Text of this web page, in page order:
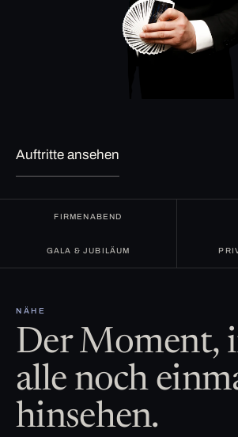
Auftritte ansehen
FIRMENABEND
GALA & JUBILÄUM
NÄHE
Der Moment,
alle noch
hinsehen.